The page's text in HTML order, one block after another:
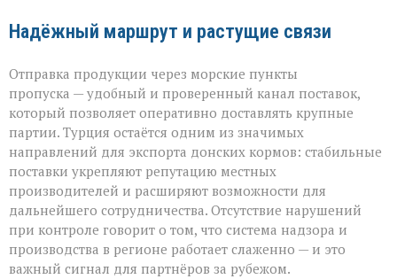
Надёжный маршрут и растущие связи
Отправка продукции через морские пункты
пропуска — удобный и проверенный канал поставок,
который позволяет оперативно доставлять крупные
партии. Турция остаётся одним из значимых
направлений для экспорта донских кормов: стабильные
поставки укрепляют репутацию местных
производителей и расширяют возможности для
дальнейшего сотрудничества. Отсутствие нарушений
при контроле говорит о том, что система надзора и
производства в регионе работает слаженно — и это
важный сигнал для партнёров за рубежом.